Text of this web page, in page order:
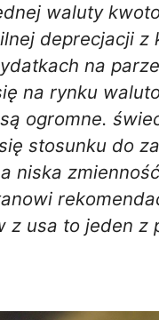
waluty
deprecjacji z
na
na rynku
ogromne.
stosunku do
niska
z usa to jeden z